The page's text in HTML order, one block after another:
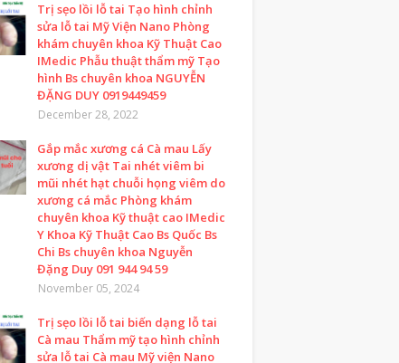
Trị sẹo lồi lỗ tai Tạo hình chỉnh
sửa lỗ tai Mỹ Viện Nano Phòng
khám chuyên khoa Kỹ Thuật Cao
IMedic Phẫu thuật thẩm mỹ Tạo
hình Bs chuyên khoa NGUYỄN
ĐẶNG DUY 0919449459
December 28, 2022
Gắp mắc xương cá Cà mau Lấy
xương dị vật Tai nhét viêm bi
mũi nhét hạt chuỗi họng viêm do
xương cá mắc Phòng khám
chuyên khoa Kỹ thuật cao IMedic
Y Khoa Kỹ Thuật Cao Bs Quốc Bs
Chi Bs chuyên khoa Nguyễn
Đặng Duy 091 944 94 59
November 05, 2024
Trị sẹo lồi lỗ tai biến dạng lỗ tai
Cà mau Thẩm mỹ tạo hình chỉnh
sửa lỗ tai Cà mau Mỹ viện Nano